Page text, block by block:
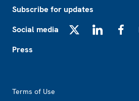
Subscribe for updates
Social media
Press
Terms of Use